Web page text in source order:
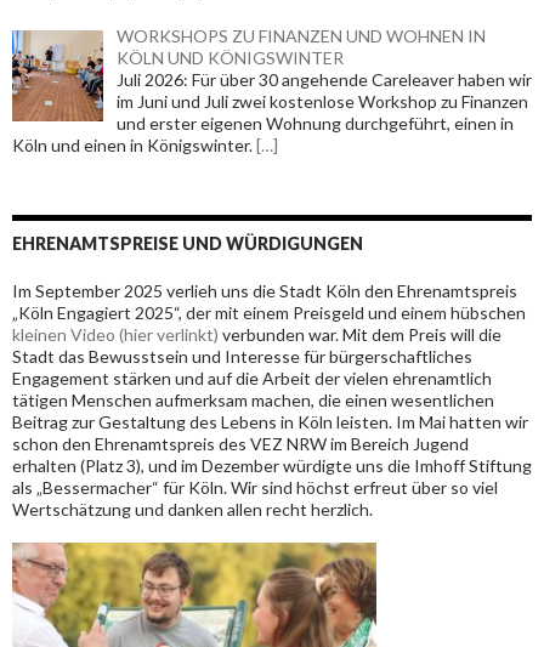
WORKSHOPS ZU FINANZEN UND WOHNEN IN
KÖLN UND KÖNIGSWINTER
Juli 2026: Für über 30 angehende Careleaver haben wir
im Juni und Juli zwei kostenlose Workshop zu Finanzen
und erster eigenen Wohnung durchgeführt, einen in
Köln und einen in Königswinter.[…]
EHRENAMTSPREISE UND WÜRDIGUNGEN
Im September 2025 verlieh uns die Stadt Köln den Ehrenamtspreis
„Köln Engagiert 2025“, der mit einem Preisgeld und einem hübschen
kleinen Video (hier verlinkt) verbunden war. Mit dem Preis will die
Stadt das Bewusstsein und Interesse für bürgerschaftliches
Engagement stärken und auf die Arbeit der vielen ehrenamtlich
tätigen Menschen aufmerksam machen, die einen wesentlichen
Beitrag zur Gestaltung des Lebens in Köln leisten. Im Mai hatten wir
schon den Ehrenamtspreis des VEZ NRW im Bereich Jugend
erhalten (Platz 3), und im Dezember würdigte uns die Imhoff Stiftung
als „Bessermacher“ für Köln. Wir sind höchst erfreut über so viel
Wertschätzung und danken allen recht herzlich.